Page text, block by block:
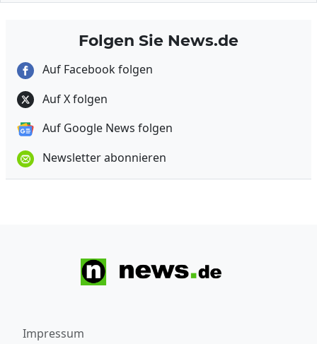
Folgen Sie News.de
Auf Facebook folgen
Auf X folgen
Auf Google News folgen
Newsletter abonnieren
Impressum